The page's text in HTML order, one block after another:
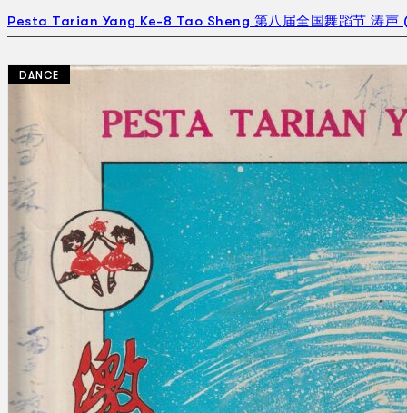
Pesta Tarian Yang Ke-8 Tao Sheng 第八届全国舞蹈节 涛声
DANCE